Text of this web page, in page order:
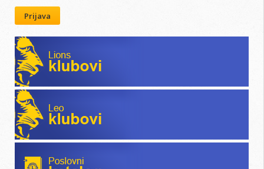
Prijava
Lions klubovi
Leo klubovi